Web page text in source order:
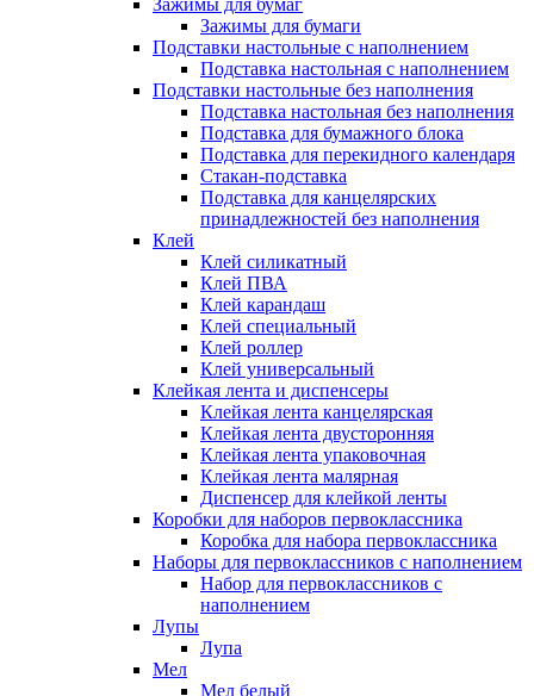
Зажимы для бумаг
Зажимы для бумаги
Подставки настольные с наполнением
Подставка настольная с наполнением
Подставки настольные без наполнения
Подставка настольная без наполнения
Подставка для бумажного блока
Подставка для перекидного календаря
Стакан-подставка
Подставка для канцелярских
принадлежностей без наполнения
Клей
Клей силикатный
Клей ПВА
Клей карандаш
Клей специальный
Клей роллер
Клей универсальный
Клейкая лента и диспенсеры
Клейкая лента канцелярская
Клейкая лента двусторонняя
Клейкая лента упаковочная
Клейкая лента малярная
Диспенсер для клейкой ленты
Коробки для наборов первоклассника
Коробка для набора первоклассника
Наборы для первоклассников с наполнением
Набор для первоклассников с
наполнением
Лупы
Лупа
Мел
Мел белый